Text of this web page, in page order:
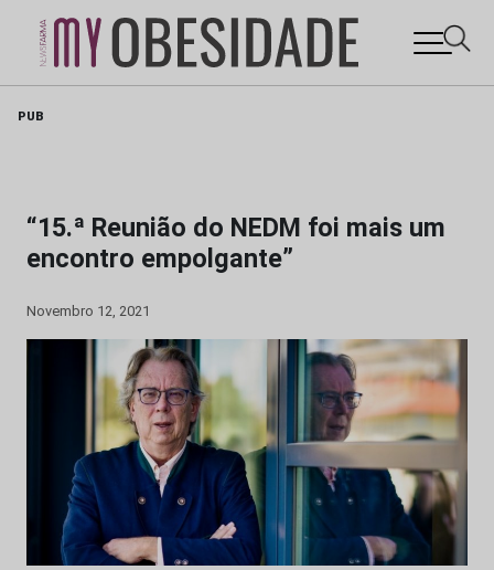
PUB
“15.ª Reunião do NEDM foi mais um
encontro empolgante”
Novembro 12, 2021